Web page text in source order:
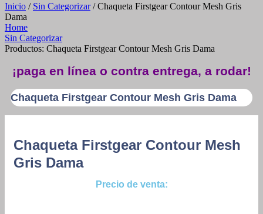
Inicio / Sin Categorizar/ Chaqueta Firstgear Contour Mesh Gris
Dama
Home
Sin Categorizar
Productos: Chaqueta Firstgear Contour Mesh Gris Dama
¡paga en línea o contra entrega, a rodar!
Chaqueta Firstgear Contour Mesh Gris Dama
Chaqueta Firstgear Contour Mesh
Gris Dama
Precio de venta: